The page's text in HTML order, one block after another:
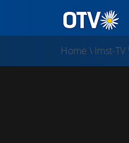
Home \ Imst-TV